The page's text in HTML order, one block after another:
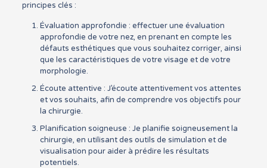
principes clés :
Évaluation approfondie : effectuer une évaluation
approfondie de votre nez, en prenant en compte les
défauts esthétiques que vous souhaitez corriger, ainsi
que les caractéristiques de votre visage et de votre
morphologie.
Écoute attentive : J’écoute attentivement vos attentes
et vos souhaits, afin de comprendre vos objectifs pour
la chirurgie.
Planification soigneuse : Je planifie soigneusement la
chirurgie, en utilisant des outils de simulation et de
visualisation pour aider à prédire les résultats
potentiels.